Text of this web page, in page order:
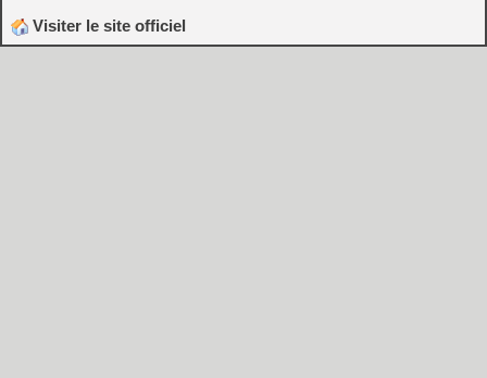
Visiter le site officiel